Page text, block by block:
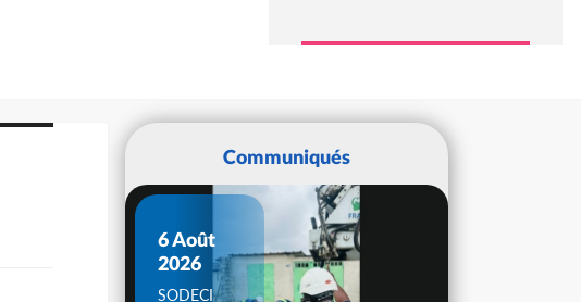
Communiqués
6 Août
2026
SODECI